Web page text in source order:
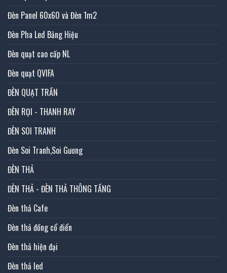
Đèn Panel 60x60 và Đèn 1m2
Đèn Pha Led Bảng Hiệu
Đèn quạt cao cấp NL
Đèn quạt QVIFA
ĐÈN QUẠT TRẦN
ĐÈN RỌI - THANH RAY
ĐÈN SOI TRANH
Đèn Soi Tranh,Soi Gương
ĐÈN THẢ
ĐÈN THẢ - ĐÈN THẢ THÔNG TẦNG
Đèn thả Cafe
Đèn thả đồng cổ điển
Đèn thả hiện đại
Đèn thả led